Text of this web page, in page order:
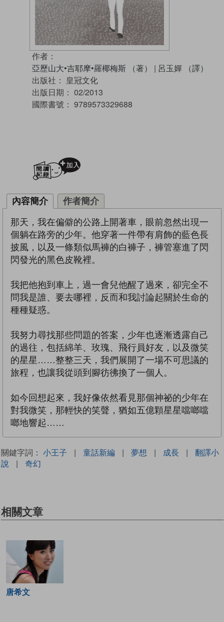
作者：
亞歷山大•吉耶摩•羅椰梅斯 （著）
| 呂玉嬋 （譯）
出版社： 皇冠文化
出版日期： 02/2013
國際書號： 9789573329688
內容簡介 作者簡介
那天，我在偏僻的公路上開著車，眼前忽然出現一
個躺在路旁的少年。他穿著一件帶有肩飾的藍色長
披風，以及一條類似馬褲的白褲子，褲管塞進了閃
閃發光的黑色皮靴裡。
我把他抱到車上，過一會兒他醒了過來，卻完全不
問我是誰、要去哪裡，反而和我討論起關於生命的
種種疑惑。
我努力尋找那些問題的答案，少年也逐漸透露自己
的過往，包括綿羊、玫瑰、飛行員好友，以及微笑
的星星……整整三天，我們展開了一場不可思議的
旅程，也讓我從頭到腳彷彿換了一個人。
如今回想起來，我好像依然看見那個神祕的少年在
對我微笑，那輕快的笑聲，猶如五億顆星星噹啷噹
啷地響起……
關鍵字詞： 小王子 | 童話新編 | 夢想 | 成長 |
翻譯小
說
| 奇幻
相關文章
唐希文